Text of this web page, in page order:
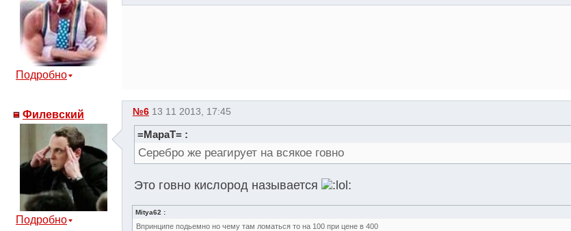
Подробно
Филевский
Подробно
№6 13 11 2013, 17:45
=MapaT= :
Серебро же реагирует на всякое говно
Это говно кислород называется
Mitya62 :
Впринципе подьемно но чему там ломаться то на 100 при цене в 400